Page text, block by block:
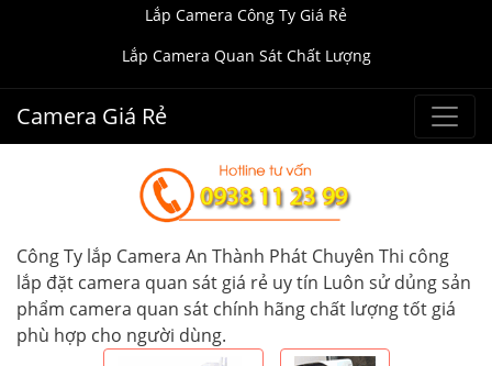
Lắp Camera Công Ty Giá Rẻ
Lắp Camera Quan Sát Chất Lượng
Camera Giá Rẻ
Công Ty lắp Camera An Thành Phát Chuyên Thi công
lắp đặt camera quan sát giá rẻ uy tín Luôn sử dủng sản
phẩm camera quan sát chính hãng chất lượng tốt giá
phù hợp cho người dùng.